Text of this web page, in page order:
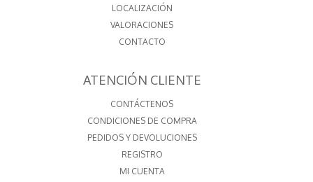
LOCALIZACIÓN
VALORACIONES
CONTACTO
ATENCIÓN CLIENTE
CONTÁCTENOS
CONDICIONES DE COMPRA
PEDIDOS Y DEVOLUCIONES
REGISTRO
MI CUENTA